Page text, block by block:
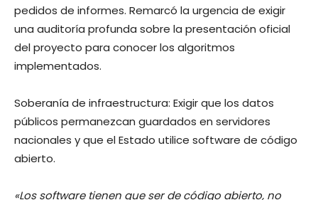
pedidos de informes. Remarcó la urgencia de exigir
una auditoría profunda sobre la presentación oficial
del proyecto para conocer los algoritmos
implementados.
Soberanía de infraestructura: Exigir que los datos
públicos permanezcan guardados en servidores
nacionales y que el Estado utilice software de código
abierto.
«Los software tienen que ser de código abierto, no